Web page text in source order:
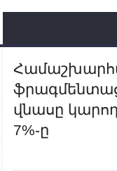
վնասը
7%-ը